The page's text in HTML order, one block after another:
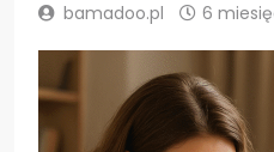
bamadoo.pl 6